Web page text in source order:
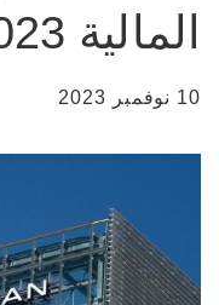
المالية 2023
10 نوفمبر 2023